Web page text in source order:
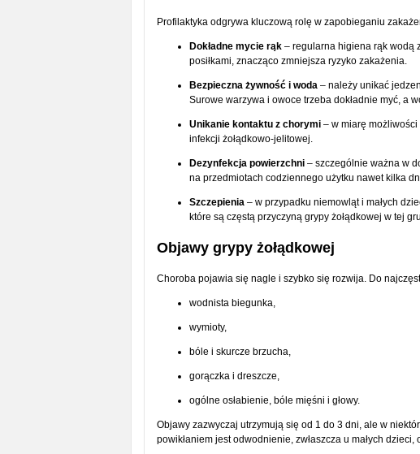
Profilaktyka odgrywa kluczową rolę w zapobieganiu
Dokładne mycie rąk– regularna higiena rąk wodą
posiłkami, znacząco zmniejsza ryzyko zakażenia.
Bezpieczna żywność i woda– należy unikać
Surowe warzywa i owoce trzeba dokładnie myć, a
Unikanie kontaktu z chorymi– w miarę możliwości
infekcji żołądkowo-jelitowej.
Dezynfekcja powierzchni– szczególnie ważna w
na przedmiotach codziennego użytku nawet kilka
Szczepienia– w przypadku niemowląt i małych
które są częstą przyczyną grypy żołądkowej w tej
Objawy grypy żołądkowej
Choroba pojawia się nagle i szybko się rozwija. Do
wodnista biegunka,
wymioty,
bóle i skurcze brzucha,
gorączka i dreszcze,
ogólne osłabienie, bóle mięśni i głowy.
Objawy zazwyczaj utrzymują się od 1 do 3 dni, ale w
powikłaniem jest odwodnienie, zwłaszcza u małych